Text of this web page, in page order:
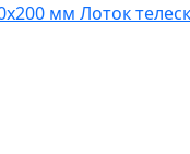
мм Лоток